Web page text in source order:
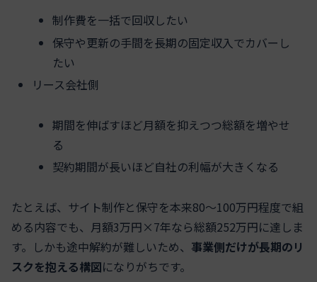
制作費を一括で回収したい
保守や更新の手間を長期の固定収入でカバーし
たい
リース会社側
期間を伸ばすほど月額を抑えつつ総額を増やせ
る
契約期間が長いほど自社の利幅が大きくなる
たとえば、サイト制作と保守を本来80〜100万円程度で組
める内容でも、月額3万円×7年なら総額252万円に達しま
す。しかも途中解約が難しいため、 事業側だけが長期のリ
スクを抱える構図になりがちです。